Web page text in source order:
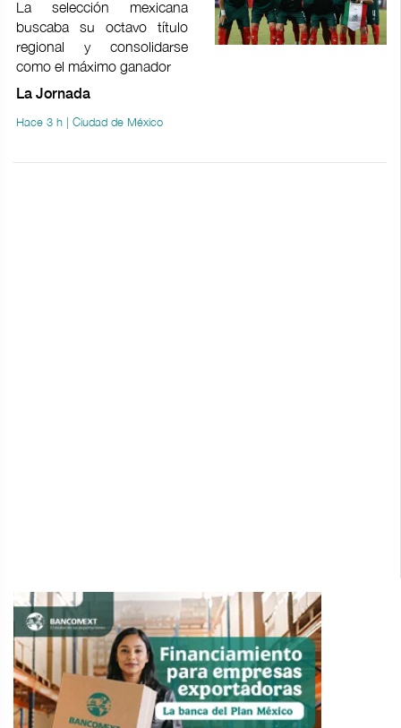
La selección mexicana
buscaba su octavo título
regional y consolidarse
como el máximo ganador
La Jornada
Hace 3 h | Ciudad de México